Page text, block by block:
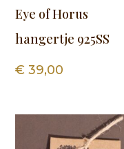
Eye of Horus
hangertje 925SS
€ 39,00